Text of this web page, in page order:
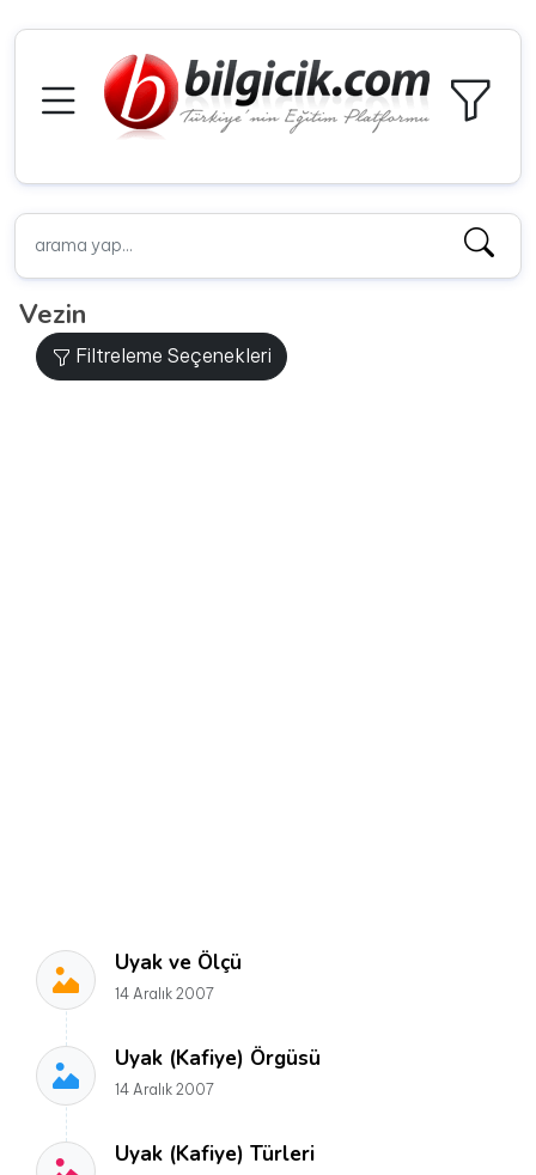
Vezin
Filtreleme Seçenekleri
Uyak ve Ölçü
14 Aralık 2007
Uyak (Kafiye) Örgüsü
14 Aralık 2007
Uyak (Kafiye) Türleri